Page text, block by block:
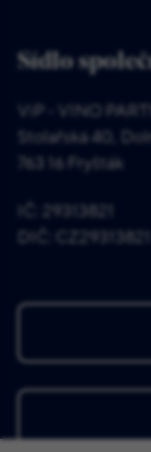
Sídlo
ViP - VINO
Stolařská 40,
763 16 Fryšták
IČ: 29313821
DIČ: CZ29313821